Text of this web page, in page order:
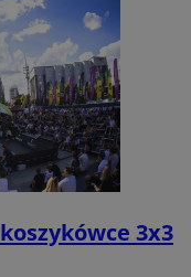
3x3